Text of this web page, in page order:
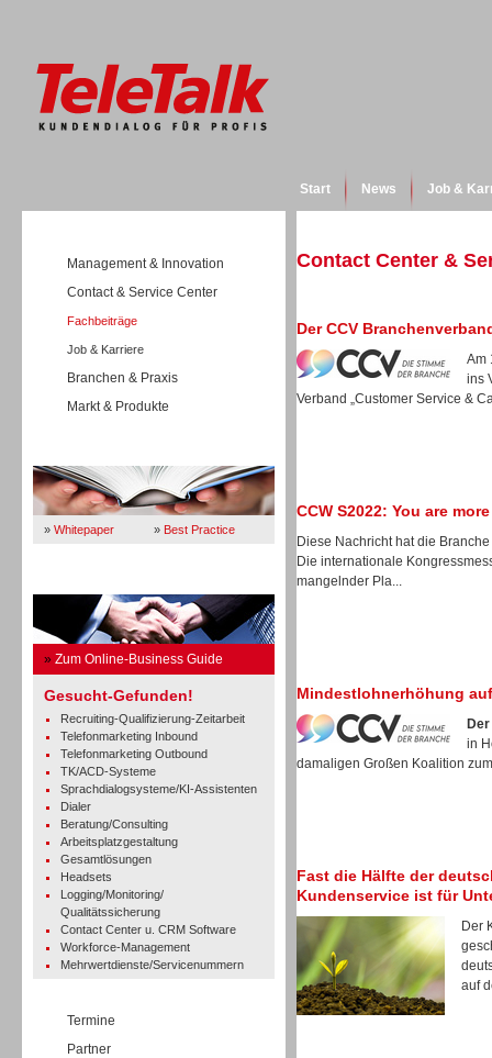
Start News Job &
Management & Innovation
Contact & Service Center
Fachbeiträge
Job & Karriere
Branchen & Praxis
Markt & Produkte
» Whitepaper » Best Practice
» Zum Online-Business Guide
Gesucht-Gefunden!
Recruiting-Qualifizierung-Zeitarbeit
Telefonmarketing Inbound
Telefonmarketing Outbound
TK/ACD-Systeme
Sprachdialogsysteme/KI-Assistenten
Dialer
Beratung/Consulting
Arbeitsplatzgestaltung
Gesamtlösungen
Headsets
Logging/Monitoring/
Qualitätssicherung
Contact Center u. CRM Software
Workforce-Management
Mehrwertdienste/Servicenummern
Termine
Partner
Contact Center &
Der CCV
Am
ins
Verband „Customer Service &
CCW S2022: You are
Diese Nachricht hat die
Die internationale
mangelnder Pla...
Mindestlohnerhöhung
in
damaligen Großen Koalition
Fast die Hälfte der
Kundenservice ist für
Der
auf